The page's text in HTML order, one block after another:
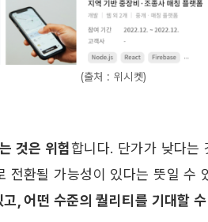
(출처 : 위시켓)
것은 위험합니다. 단가가 낮다는
전환될 가능성이 있다는 뜻일 수
, 어떤 수준의 퀄리티를 기대할